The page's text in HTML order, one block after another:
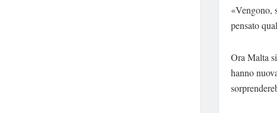
«Vengono,
pensato
Ora Malta
hanno